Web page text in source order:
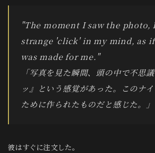
"The moment I saw the photo,
strange 'click' in my mind, as
was made for me."
「写真を見た瞬間、頭の中で不思
ッ』という感覚があった。このナ
ために作られたものだと感じた。」
彼はすぐに注文した。